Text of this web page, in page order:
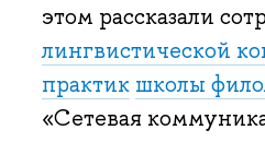
этом рассказали
лингвистической
практик школы
«Сетевая